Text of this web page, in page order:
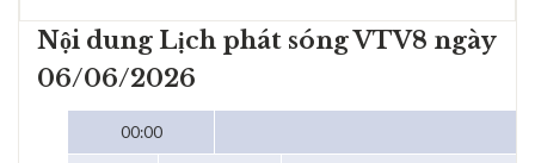
Nội dung Lịch phát sóng VTV8 ngày
06/06/2026
00:00